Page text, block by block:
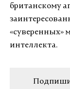
британскому
«суверенных»
интеллекта.